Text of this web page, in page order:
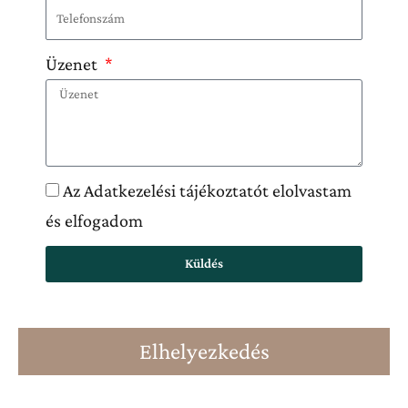
Üzenet
Az Adatkezelési tájékoztatót elolvastam
és elfogadom
Küldés
Elhelyezkedés